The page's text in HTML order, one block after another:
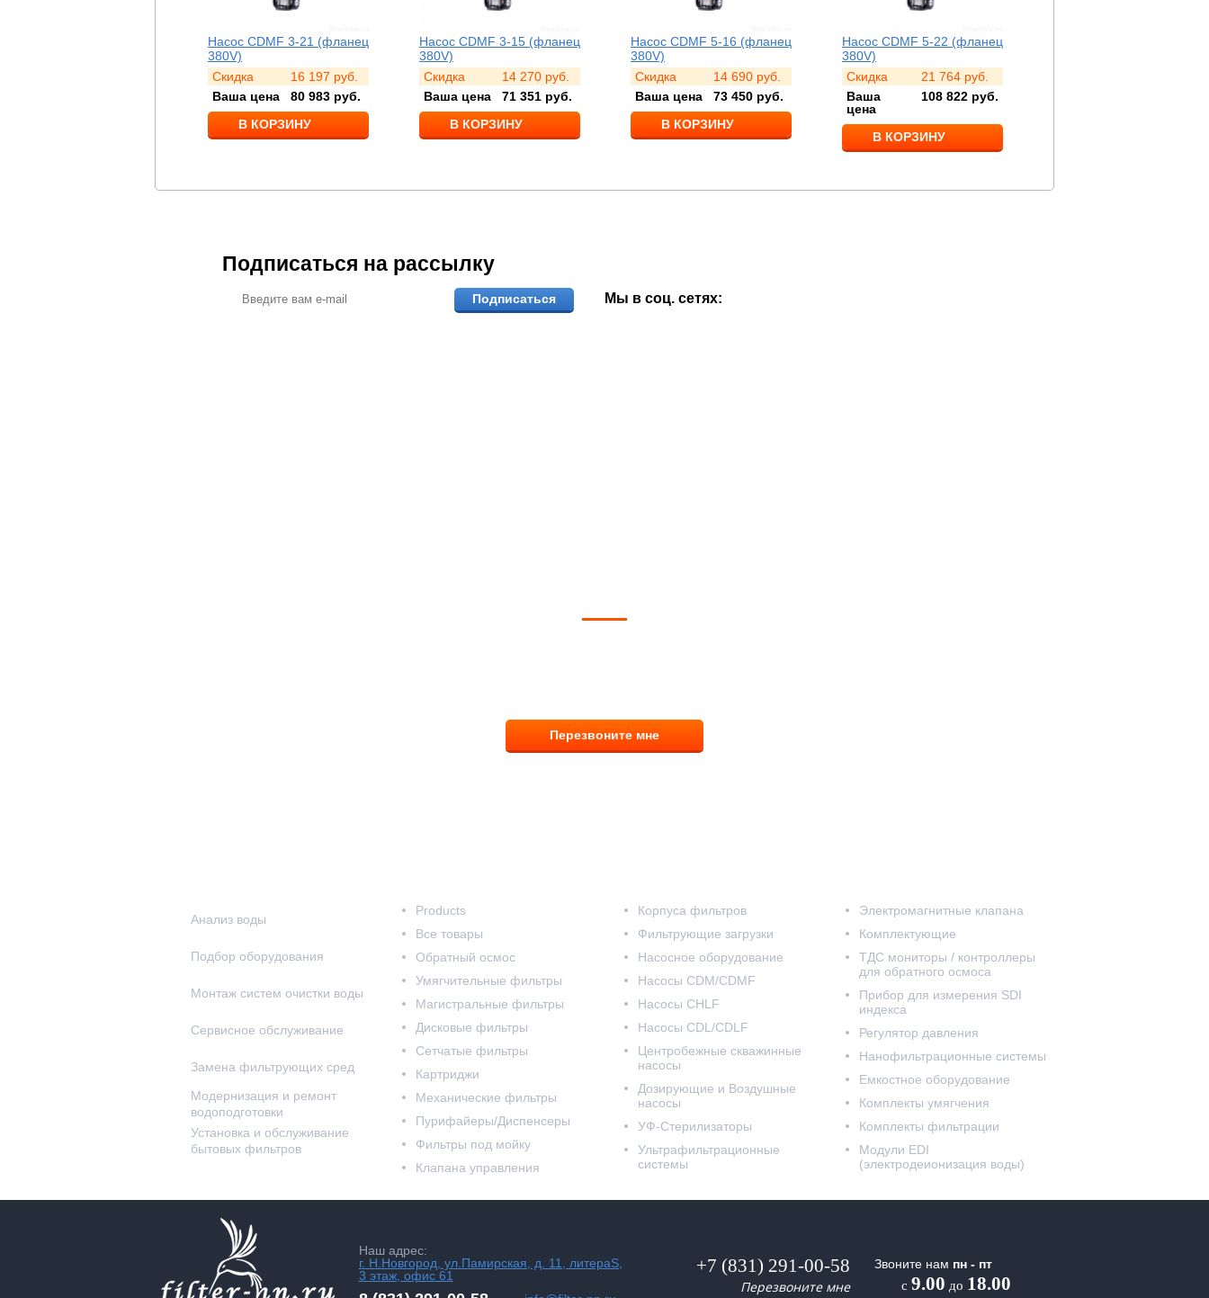
Насос CDMF 3-21 (фланец
380V)
Скидка
16 197 руб.
Ваша цена
80 983 руб.
В КОРЗИНУ
Насос CDMF 3-15 (фланец
380V)
Скидка
14 270 руб.
Ваша цена
71 351 руб.
В КОРЗИНУ
Насос CDMF 5-16 (фланец
380V)
Скидка
14 690 руб.
Ваша цена
73 450 руб.
В КОРЗИНУ
Насос CDMF 5-22 (фланец
380V)
Скидка
21 764 руб.
Ваша
цена
108 822 руб.
В КОРЗИНУ
Подписаться на рассылку
Подписаться Мы в соц. сетях:
Перезвоните мне
Анализ воды
Подбор оборудования
Монтаж систем очистки воды
Сервисное обслуживание
Замена фильтрующих сред
Модернизация и ремонт
водоподготовки
Установка и обслуживание
бытовых фильтров
Products
Все товары
Обратный осмос
Умягчительные фильтры
Магистральные фильтры
Дисковые фильтры
Сетчатые фильтры
Картриджи
Механические фильтры
Пурифайеры/Диспенсеры
Фильтры под мойку
Клапана управления
Корпуса фильтров
Фильтрующие загрузки
Насосное оборудование
Насосы CDM/CDMF
Насосы CHLF
Насосы CDL/CDLF
Центробежные скважинные
насосы
Дозирующие и Воздушные
насосы
УФ-Стерилизаторы
Ультрафильтрационные
системы
Электромагнитные клапана
Комплектующие
ТДС мониторы / контроллеры
для обратного осмоса
Прибор для измерения SDI
индекса
Регулятор давления
Нанофильтрационные системы
Емкостное оборудование
Комплекты умягчения
Комплекты фильтрации
Модули EDI
(электродеионизация воды)
Наш адрес:
г. Н.Новгород, ул.Памирская, д. 11, литераS,
3 этаж, офис 61
+7 (831) 291-00-58
Перезвоните мне
Звоните нам пн - пт
с 9.00 до 18.00